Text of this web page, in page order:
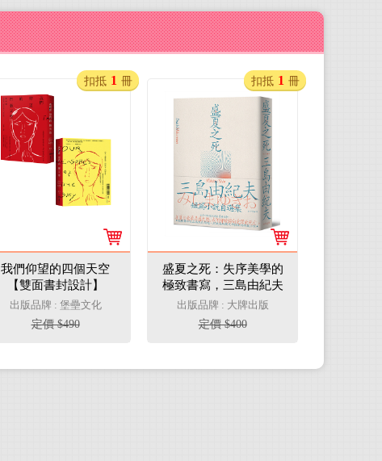
我們仰望的四個天空
【雙面書封設計】
出版品牌 : 堡壘文化
定價 $490
扣抵 1 冊
盛夏之死：失序美學的
極致書寫，三島由紀夫
短篇小說自選集
出版品牌 : 大牌出版
定價 $400
扣抵 1 冊